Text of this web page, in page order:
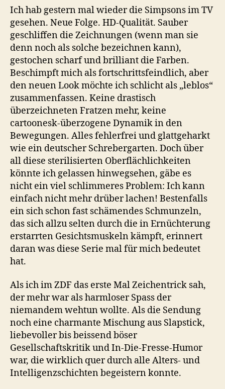
funny
until
someone
gets
bored
Ich hab gestern mal wieder die Simpsons im TV
gesehen. Neue Folge. HD-Qualität. Sauber
geschliffen die Zeichnungen (wenn man sie
denn noch als solche bezeichnen kann),
gestochen scharf und brilliant die Farben.
Beschimpft mich als fortschrittsfeindlich, aber
den neuen Look möchte ich schlicht als „leblos“
zusammenfassen. Keine drastisch
überzeichneten Fratzen mehr, keine
cartoonesk-überzogene Dynamik in den
Bewegungen. Alles fehlerfrei und glattgeharkt
wie ein deutscher Schrebergarten. Doch über
all diese sterilisierten Oberflächlichkeiten
könnte ich gelassen hinwegsehen, gäbe es
nicht ein viel schlimmeres Problem: Ich kann
einfach nicht mehr drüber lachen! Bestenfalls
ein sich schon fast schämendes Schmunzeln,
das sich allzu selten durch die in Ernüchterung
erstarrten Gesichtsmuskeln kämpft, erinnert
daran was diese Serie mal für mich bedeutet
hat.
Als ich im ZDF das erste Mal Zeichentrick sah,
der mehr war als harmloser Spass der
niemandem wehtun wollte. Als die Sendung
noch eine charmante Mischung aus Slapstick,
liebevoller bis beissend böser
Gesellschaftskritik und In-Die-Fresse-Humor
war, die wirklich quer durch alle Alters- und
Intelligenzschichten begeistern konnte.